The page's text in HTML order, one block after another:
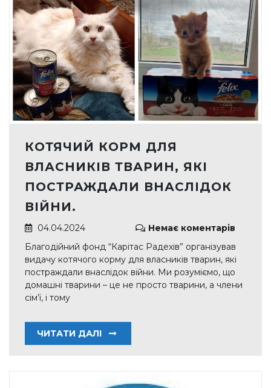
КОТЯЧИЙ КОРМ ДЛЯ
ВЛАСНИКІВ ТВАРИН, ЯКІ
ПОСТРАЖДАЛИ ВНАСЛІДОК
ВІЙНИ.
04.04.2024
Немає коментарів
Благодійний фонд “Карітас Радехів” організував
видачу котячого корму для власників тварин, які
постраждали внаслідок війни. Ми розуміємо, що
домашні тварини – це не просто тварини, а члени
сім’ї, і тому
ЧИТАТИ ДАЛІ